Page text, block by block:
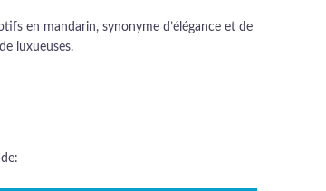
en mandarin, synonyme d’élégance et de
luxueuses.